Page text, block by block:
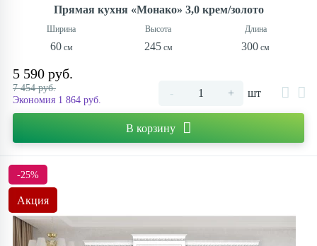
Прямая кухня «Монако» 3,0 крем/золото
60 245 300
5 590 руб.
7 454 руб.
Экономия 1 864 руб.
- + шт
В корзину
-25%
Акция